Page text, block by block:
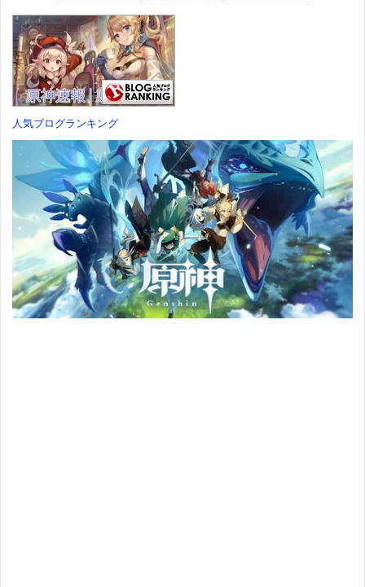
ス)
価格：¥759
DLC「アトラス
×ヴァニラウェ
ア 紋章セッ
ト」 同梱 -
Switch
価格：¥7,182
人気ブログランキング